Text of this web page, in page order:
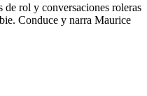
de rol y conversaciones roleras
Conduce y narra Maurice